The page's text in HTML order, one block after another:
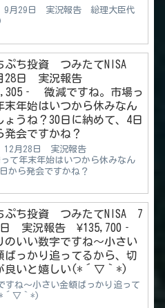
9月29日 実況報告 総理大臣代
ぷち投資 つみたてNISA
28日 実況報告
微減ですね。市場っ
末年始はいつから休みなん
ょうね？30日に納めて、4日
発会ですかね？
12月28日 実況報告
年末年始はいつから休みなん
から発会ですかね？
ぷち投資 つみたてNISA 7
日 実況報告 ¥135,700‐
のいい数字ですね～小さい
ばっかり追ってるから、切
良いと嬉しい(*´▽｀*)
ね～小さい金額ばっかり追って
(*´▽｀*)